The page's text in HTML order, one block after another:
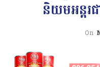
និយមអន្តរ
On